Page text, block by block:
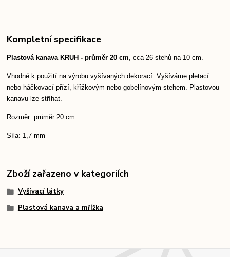
Kompletní specifikace
Plastová kanava KRUH - průměr 20 cm , cca 26 stehů na 10 cm.
Vhodné k použití na výrobu vyšívaných dekorací. Vyšíváme pletací
nebo háčkovací přízí, křížkovým nebo gobelínovým stehem. Plastovou
kanavu lze stříhat.
Rozměr: průměr 20 cm.
Síla: 1,7 mm
Zboží zařazeno v kategoriích
Vyšívací látky
Plastová kanava a mřížka